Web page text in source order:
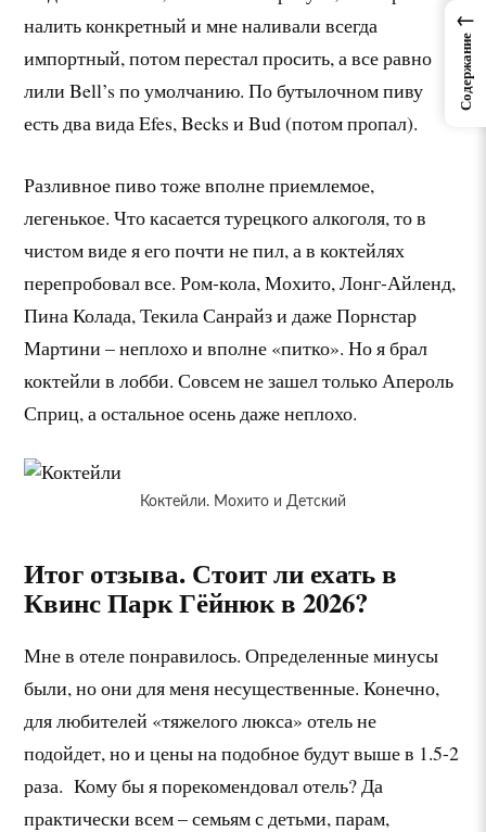
налить конкретный и мне наливали всегда
импортный, потом перестал просить, а все равно
лили Bell’s по умолчанию. По бутылочном пиву
есть два вида Efes, Becks и Bud (потом пропал).
Разливное пиво тоже вполне приемлемое,
легенькое. Что касается турецкого алкоголя, то в
чистом виде я его почти не пил, а в коктейлях
перепробовал все. Ром-кола, Мохито, Лонг-Айленд,
Пина Колада, Текила Санрайз и даже Порнстар
Мартини – неплохо и вполне «питко». Но я брал
коктейли в лобби. Совсем не зашел только Апероль
Сприц, а остальное осень даже неплохо.
Коктейли. Мохито и Детский
Итог отзыва. Стоит ли ехать в
Квинс Парк Гёйнюк в 2026?
Мне в отеле понравилось. Определенные минусы
были, но они для меня несущественные. Конечно,
для любителей «тяжелого люкса» отель не
подойдет, но и цены на подобное будут выше в 1.5-2
раза. Кому бы я порекомендовал отель? Да
практически всем – семьям с детьми, парам,
←
Содержание